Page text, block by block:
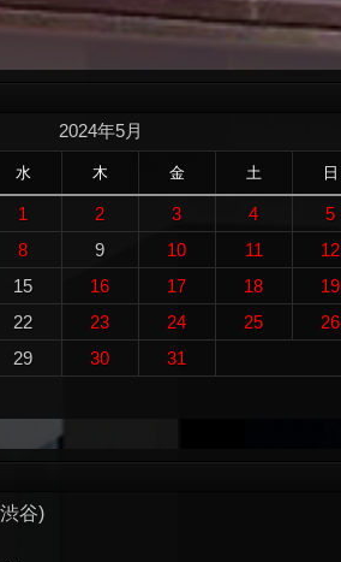
2024年5月
水 木 金 土 日
1 2 3 4
5
8 9 10 11
12
15 16 17 18
19
22 23 24 25
26
29 30
31
谷)